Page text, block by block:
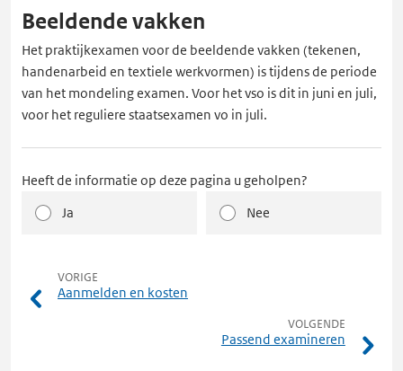
Beeldende vakken
Het praktijkexamen voor de beeldende vakken (tekenen,
handenarbeid en textiele werkvormen) is tijdens de periode
van het mondeling examen. Voor het vso is dit in juni en juli,
voor het reguliere staatsexamen vo in juli.
Heeft de informatie op deze pagina u geholpen?
Ja
Nee
VORIGE
Aanmelden en kosten
VOLGENDEpagina
Passend examineren